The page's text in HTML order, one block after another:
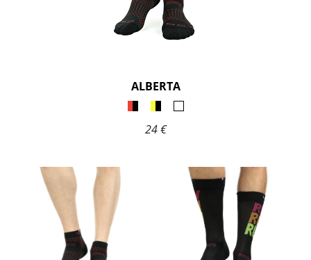
ALBERTA
24 €